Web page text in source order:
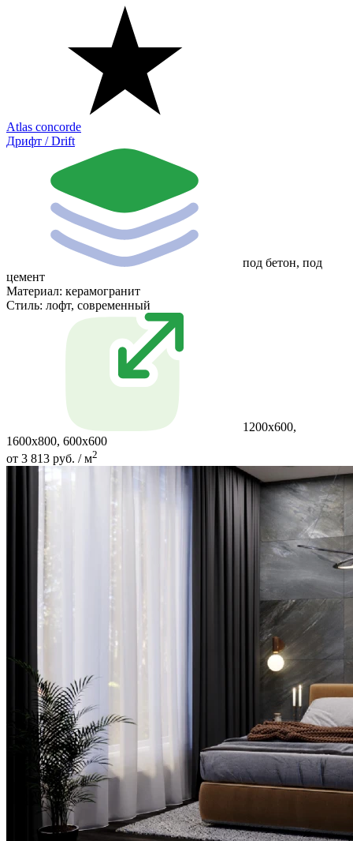
Atlas concorde
Дрифт / Drift
под бетон, под
цемент
Материал: керамогранит
Стиль: лофт, современный
1200x600,
1600x800, 600x600
от 3 813 руб. / м2